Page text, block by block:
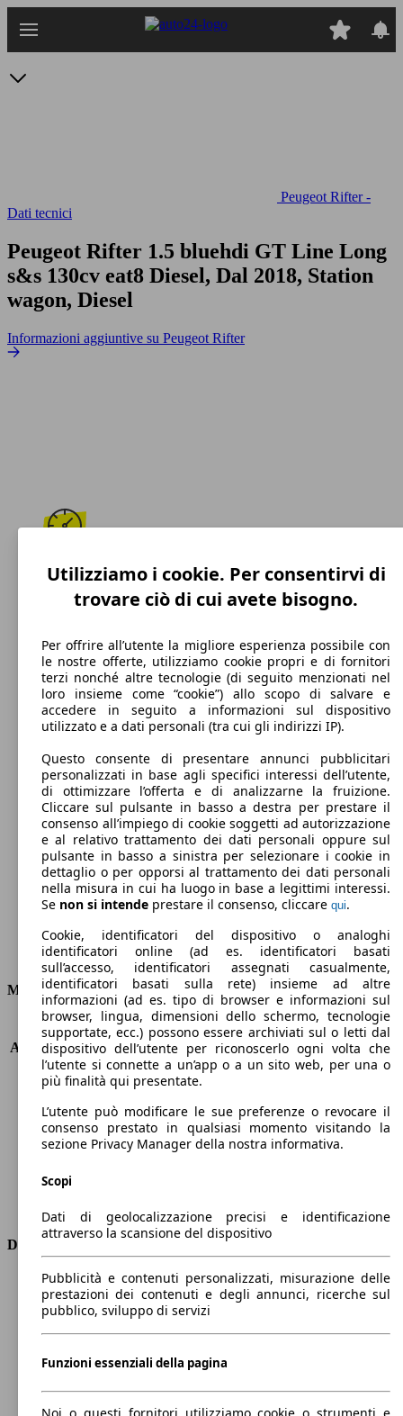
Peugeot Rifter -
Dati tecnici
Peugeot Rifter 1.5 bluehdi GT Line Long
s&s 130cv eat8 Diesel, Dal 2018, Station
wagon, Diesel
Informazioni aggiuntive su Peugeot Rifter
184 km/h
Velocità massima
Diesel
Carburante
112 g/km
Emissioni di CO2 (combinato)*
Consumi
Motore e Prestazioni
KW (PS)
96 kW (131 PS)
Accelerazione (0-100 km/h)
11.2s
Velocità massima (km/h)
184 km/h
Numero di marce
8
Coppia
300 nm
Cilindrata
1499 ccm
Carburante
Diesel
Trasmissione
Dimensioni
Lunghezza
4750 mm
Altezza
1880 mm
Larghezza
Peso massimo
2170 kg
Utilizziamo i cookie. Per consentirvi di
trovare ciò di cui avete bisogno.
Per offrire all’utente la migliore esperienza possibile con
le nostre offerte, utilizziamo cookie propri e di fornitori
terzi nonché altre tecnologie (di seguito menzionati nel
loro insieme come “cookie”) allo scopo di salvare e
accedere in seguito a informazioni sul dispositivo
utilizzato e a dati personali (tra cui gli indirizzi IP).
Questo consente di presentare annunci pubblicitari
personalizzati in base agli specifici interessi dell’utente,
di ottimizzare l’offerta e di analizzarne la fruizione.
Cliccare sul pulsante in basso a destra per prestare il
consenso all’impiego di cookie soggetti ad autorizzazione
e al relativo trattamento dei dati personali oppure sul
pulsante in basso a sinistra per selezionare i cookie in
dettaglio o per opporsi al trattamento dei dati personali
nella misura in cui ha luogo in base a legittimi interessi.
Se non si intende prestare il consenso, cliccare qui.
Cookie, identificatori del dispositivo o analoghi
identificatori online (ad es. identificatori basati
sull’accesso, identificatori assegnati casualmente,
identificatori basati sulla rete) insieme ad altre
informazioni (ad es. tipo di browser e informazioni sul
browser, lingua, dimensioni dello schermo, tecnologie
supportate, ecc.) possono essere archiviati sul o letti dal
dispositivo dell’utente per riconoscerlo ogni volta che
l’utente si connette a un’app o a un sito web, per una o
più finalità qui presentate.
L’utente può modificare le sue preferenze o revocare il
consenso prestato in qualsiasi momento visitando la
sezione Privacy Manager della nostra informativa.
Scopi
Dati di geolocalizzazione precisi e identificazione
attraverso la scansione del dispositivo
Pubblicità e contenuti personalizzati, misurazione delle
prestazioni dei contenuti e degli annunci, ricerche sul
pubblico, sviluppo di servizi
Funzioni essenziali della pagina